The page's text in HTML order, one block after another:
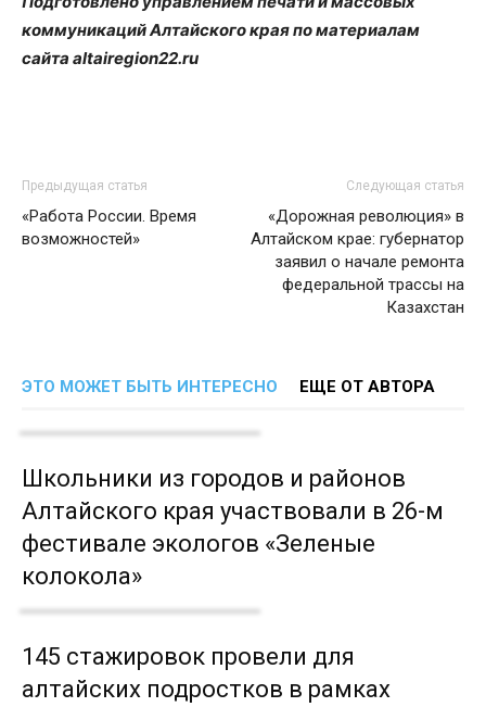
коммуникаций Алтайского края по материалам
сайта altairegion22.ru
Предыдущая статья
«Работа России. Время
возможностей»
Следующая статья
«Дорожная революция» в
Алтайском крае: губернатор
заявил о начале ремонта
федеральной трассы на
Казахстан
ЭТО МОЖЕТ БЫТЬ ИНТЕРЕСНО ЕЩЕ ОТ АВТОРА
Школьники из городов и районов
Алтайского края участвовали в 26-м
фестивале экологов «Зеленые
колокола»
145 стажировок провели для
алтайских подростков в рамках